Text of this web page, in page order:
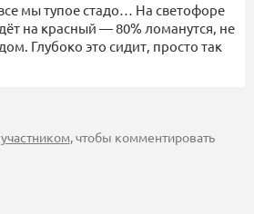
мы тупое стадо… На светофоре
на красный — 80% ломанутся, не
Глубоко это сидит, просто так
участником, чтобы комментировать